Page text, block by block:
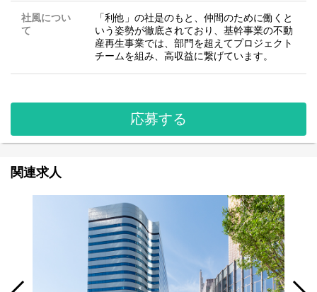
社風につい
て
「利他」の社是のもと、仲間のために働くと
いう姿勢が徹底されており、基幹事業の不動
産再生事業では、部門を超えてプロジェクト
チームを組み、高収益に繋げています。
応募する
関連求人